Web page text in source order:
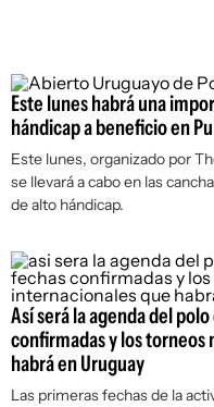
Este lunes habrá una
hándicap a beneficio en
Este lunes, organizado por
se llevará a cabo en las
de alto hándicap.
Así será la agenda del
confirmadas y los torneos
habrá en Uruguay
Las primeras fechas de la